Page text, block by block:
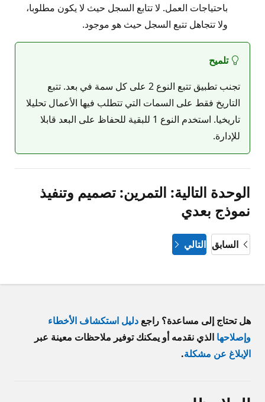
باحتياجات العمل. لا تتابع السجل حيث لا يكون مطلوبا،
ولا تتجاهل تتبع السجل حيث هو موجود.
تلميح
تجنب تطبيق تتبع النوع 2 على كل سمة في بعد. تتبع
التاريخ فقط على السمات التي تتطلب فيها الأعمال تحليلا
تاريخيا. استخدم النوع 1 للبقية للحفاظ على البعد قابلا
للإدارة.
الوحدة التالية: التمرين: تصميم وتنفيذ
نموذج بعدي
السابق التالي
هل تحتاج إلى مساعدة؟ راجع دليل استكشاف الأخطاء
وإصلاحها الذي نقدمه أو يمكنك توفير ملاحظات معينة عبر
الإبلاغ عن مشكلة.